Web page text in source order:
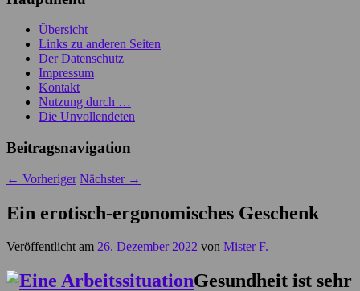
Übersicht
Links zu anderen Seiten
Der Datenschutz
Impressum
Kontakt
Nutzung durch …
Die Unvollendeten
Beitragsnavigation
← Vorheriger Nächster →
Ein erotisch-ergonomisches Geschenk
Veröffentlicht am 26. Dezember 2022 von Mister F.
Gesundheit ist sehr